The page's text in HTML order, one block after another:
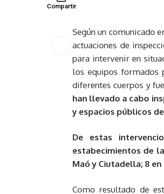
Compartir
Según un comunicado
actuaciones de
para intervenir en
los equipos formados
diferentes cuerpos y
han llevado a cabo
y espacios públicos
De estas
estabecimientos de
Maó y Ciutadella; 8
Como resultado de